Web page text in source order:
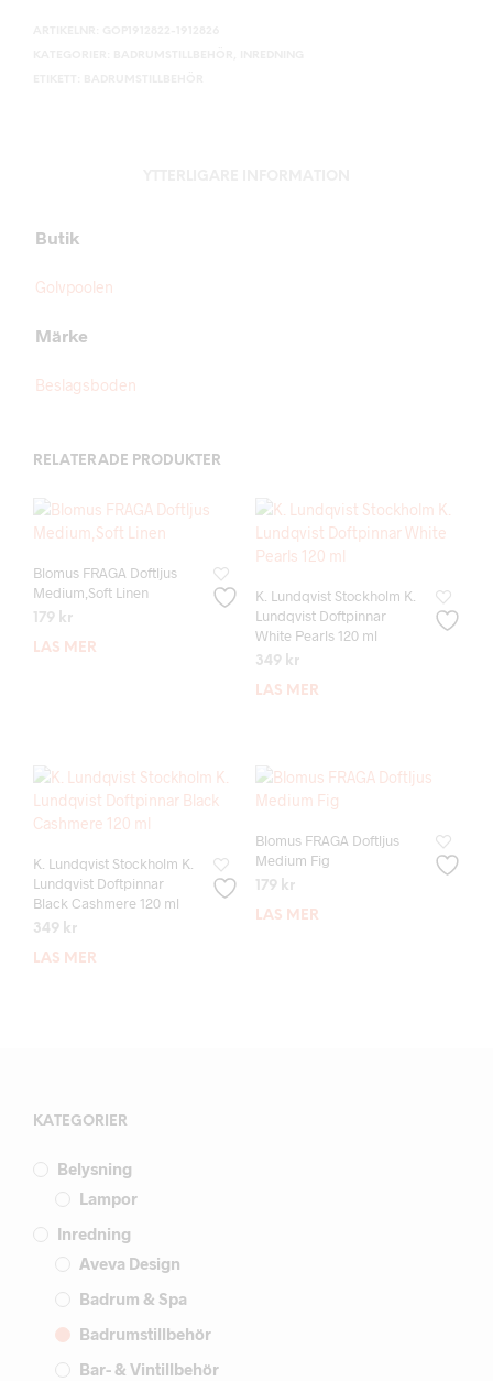
Butik
Golvpoolen
Märke
Beslagsboden
RELATERADE PRODUKTER
Blomus FRAGA Doftljus
Medium,Soft Linen
179 kr
LÄS MER
K. Lundqvist Stockholm K.
Lundqvist Doftpinnar
White Pearls 120 ml
349 kr
LÄS MER
K. Lundqvist Stockholm K.
Lundqvist Doftpinnar
Black Cashmere 120 ml
349 kr
LÄS MER
Blomus FRAGA Doftljus
Medium Fig
179 kr
LÄS MER
KATEGORIER
Belysning
Lampor
Inredning
Aveva Design
Badrum & Spa
Badrumstillbehör
Bar- & Vintillbehör